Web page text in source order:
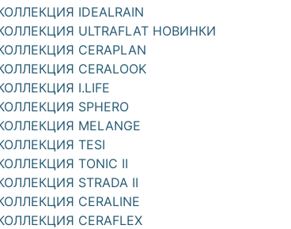
IDEALRAIN
ULTRAFLAT НОВИНКИ
CERAPLAN
CERALOOK
I.LIFE
SPHERO
MELANGE
TESI
TONIC II
STRADA II
CERALINE
CERAFLEX